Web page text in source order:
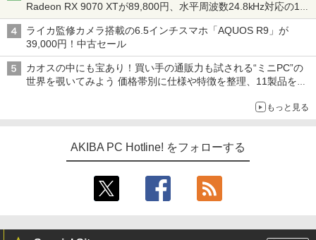
Radeon RX 9070 XTが89,800円、水平周波数24.8kHz対応の17
型モニターが9,801円、暑さ指数連動セール ほか
ライカ監修カメラ搭載の6.5インチスマホ「AQUOS R9」が
39,000円！中古セール
カオスの中にも宝あり！買い手の通販力も試される“ミニPC”の
世界を覗いてみよう 価格帯別に仕様や特徴を整理、11製品をピ
もっと見る
AKIBA PC Hotline! をフォローする